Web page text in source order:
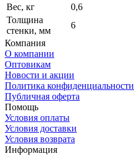
Вес, кг
0,6
Толщина
стенки, мм
6
Компания
О компании
Оптовикам
Новости и акции
Политика конфиденциальности
Публичная оферта
Помощь
Условия оплаты
Условия доставки
Условия возврата
Информация